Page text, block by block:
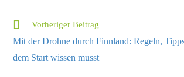
Vorheriger Beitrag
Mit der Drohne durch Finnland: Regeln,
dem Start wissen musst